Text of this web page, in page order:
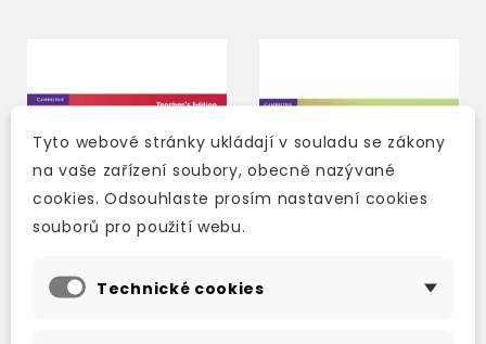
Tyto webové stránky ukládají v souladu se zákony
na vaše zařízení soubory, obecně nazývané
cookies. Odsouhlaste prosím nastavení cookies
souborů pro použití webu.
Technické cookies